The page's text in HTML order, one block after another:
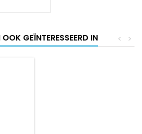
GEÏNTERESSEERD IN >
<